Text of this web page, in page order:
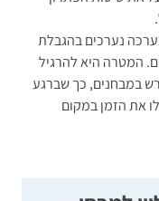
נערכים בהגבלת
המטרה היא להרגיל
במבחנים, כך שברגע
את הזמן במקום